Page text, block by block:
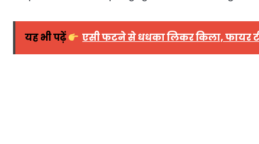
यह भी पढ़ें एसी फटने से धधका लिकर किला, फायर